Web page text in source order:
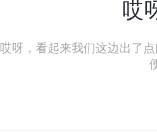
哎
哎呀，看起来我们这边出了